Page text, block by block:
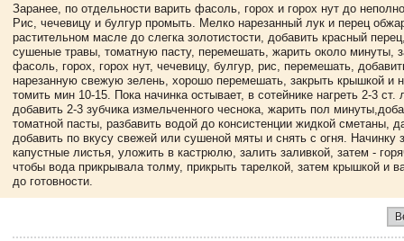
Заранее, по отдельности варить фасоль, горох и горох нут до
Рис, чечевицу и булгур промыть. Мелко нарезанный лук и перец
растительном масле до слегка золотистости, добавить красный
сушеные травы, томатную пасту, перемешать, жарить около минуты,
фасоль, горох, горох нут, чечевицу, булгур, рис, перемешать,
нарезанную свежую зелень, хорошо перемешать, закрыть крышкой и
томить мин 10-15. Пока начинка остывает, в сотейнике нагреть 2-3 ст.
добавить 2-3 зубчика измельченного чеснока, жарить пол
томатной пасты, разбавить водой до консистенции жидкой сметаны,
добавить по вкусу свежей или сушеной мяты и снять с огня. Начинку
капустные листья, уложить в кастрюлю, залить заливкой, затем -
чтобы вода прикрывала толму, прикрыть тарелкой, затем крышкой и
до готовности.